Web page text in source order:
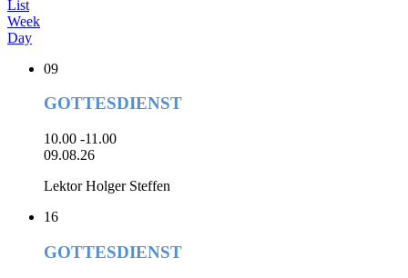
List
Week
Day
09
GOTTESDIENST
10.00 -11.00
09.08.26
Lektor Holger Steffen
16
GOTTESDIENST